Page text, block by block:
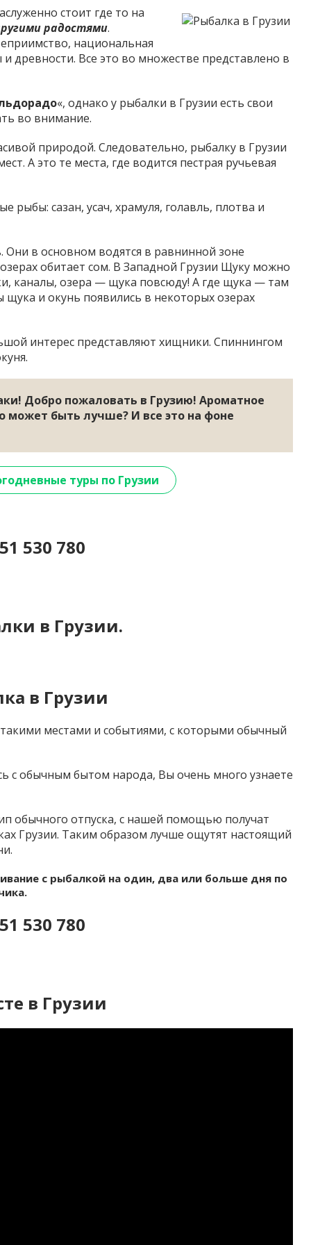
стоит где то на
радостями.
национальная
древности. Все это во множестве представлено в
«, однако у рыбалки в Грузии есть свои
во внимание.
природой. Следовательно, рыбалку в Грузии
А это те места, где водится пестрая ручьевая
рыбы: сазан, усач, храмуля, голавль, плотва и
в основном водятся в равнинной зоне
обитает сом. В Западной Грузии Щуку можно
каналы, озера — щука повсюду! А где щука — там
и окунь появились в некоторых озерах
интерес представляют хищники. Спиннингом
Добро пожаловать в Грузию! Ароматное
быть лучше? И все это на фоне
туры по Грузии
530 780
в Грузии.
в Грузии
местами и событиями, с которыми обычный
обычным бытом народа, Вы очень много узнаете
обычного отпуска, с нашей помощью получат
Грузии. Таким образом лучше ощутят настоящий
с рыбалкой на один, два или больше дня по
530 780
в Грузии